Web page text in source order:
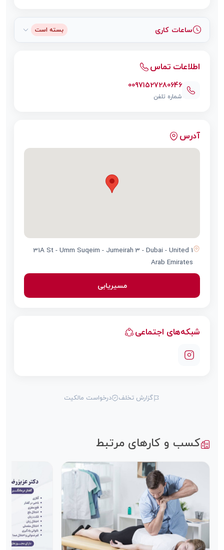
ساعات کاری بسته است
اطلاعات تماس
00971527280646
شماره تلفن
آدرس
1 31A St - Umm Suqeim - Jumeirah 3 - Dubai - United
Arab Emirates
مسیریابی
شبکه‌های اجتماعی
گزارش تخلف درخواست مالکیت
کسب و کارهای مرتبط